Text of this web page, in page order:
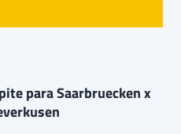
para Saarbruecken x